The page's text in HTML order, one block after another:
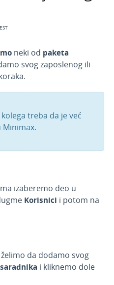
(preduzetnik)
kolegu/zaposlenog
neki od paketa
svog zaposlenog ili
treba da je već
izaberemo deo u
Korisnici i potom na
da dodamo svog
i kliknemo dole